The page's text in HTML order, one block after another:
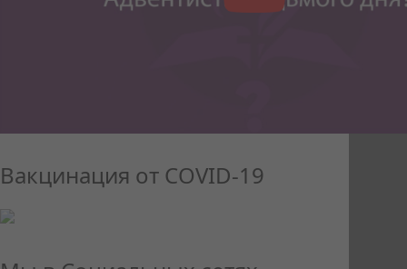
Вакцинация от COVID-19